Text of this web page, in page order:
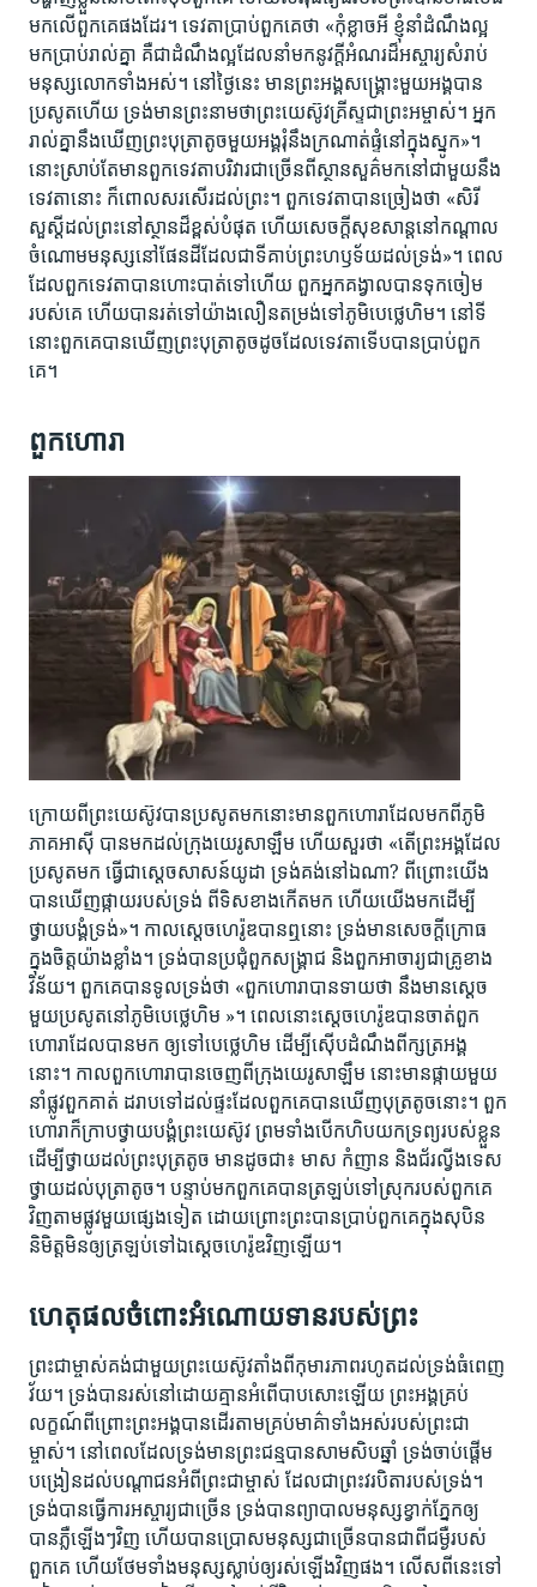
មក​លើ​ពួក​គេ​ផង​ដែរ។ ទេវតា​ប្រាប់​ពួក​គេ​ថា «កុំ​ខ្លាច​អី ខ្ញុំ​នាំ​ដំណឹង​ល្អ​
មក​ប្រាប់​រាល់​គ្នា ​គឺ​ជា​ដំណឹង​ល្អ​ដែល​នាំ​មក​នូវ​ក្ដី​អំណរ​ដ៏​អស្ចារ្យ​សំរាប់​
មនុស្ស​លោក​ទាំង​អស់។ នៅ​ថ្ងៃ​នេះ មាន​ព្រះ​អង្គ​សង្គ្រោះ​មួយ​អង្គ​បាន​
ប្រសូត​ហើយ ទ្រង់​មាន​ព្រះ​នាម​ថា​ព្រះ​យេស៊ូវ​គ្រីស្ទ​ជា​ព្រះ​អម្ចាស់។ អ្នក​
រាល់​គ្នា​នឹង​ឃើញ​ព្រះ​បុត្រា​តូច​មួយ​អង្គ​រុំ​នឹង​ក្រណាត់​ផ្ទំ​នៅ​ក្នុង​ស្នូក»។
នោះ​ស្រាប់​តែ​មាន​ពួក​ទេវតា​បរិវារ​ជាច្រើន​ពី​ស្ថានសួគ៌​មក​នៅ​ជាមួយ​នឹង​
ទេវតា​នោះ ក៏​ពោល​សរសើរ​ដល់​ព្រះ។ ពួក​ទេវតា​បាន​ច្រៀង​ថា «សិរី​
សួស្ដី​ដល់​ព្រះ​នៅ​ស្ថាន​ដ៏​ខ្ពស់​បំផុត ហើយ​សេចក្ដី​សុខសាន្ដ​​នៅ​កណ្ដាល​
ចំណោម​មនុស្ស​នៅ​ផែនដី​ដែល​ជា​ទី​គាប់​ព្រះ​ហឫទ័យ​ដល់​ទ្រង់»។ ពេល​
ដែល​ពួក​ទេវតា​បាន​ហោះ​បាត់​ទៅ​ហើយ​ ពួក​អ្នក​គង្វាល​បាន​ទុក​ចៀម​
របស់​គេ ហើយ​បាន​រត់​ទៅ​យ៉ាង​លឿន​តម្រង់​ទៅ​ភូមិ​បេថ្លេហិម។ នៅ​ទី​
នោះ​ពួក​គេ​បាន​ឃើញ​ព្រះ​បុត្រា​តូច​ដូច​ដែល​ទេវតា​ទើប​បាន​ប្រាប់​ពួក​
គេ។
ពួក​ហោរា
ក្រោយ​​​​ពី​ព្រះ​យេស៊ូវ​បាន​ប្រសូត​មក​នោះ​មាន​ពួក​ហោរា​ដែល​មក​ពី​ភូមិ​
ភាគ​អាស៊ី បាន​មក​ដល់​ក្រុង​យេរូសាឡឹម ហើយ​សួរ​ថា «តើ​ព្រះ​អង្គ​ដែល​
ប្រសូត​មក ធ្វើ​ជា​ស្ដេច​សាសន៍​យូដា ទ្រង់​គង់​នៅ​ឯណា? ពី​ព្រោះ​យើង​
បាន​ឃើញ​ផ្កាយ​របស់​ទ្រង់ ពី​ទិស​ខាង​កើត​មក ហើយ​យើង​មក​ដើម្បី​
ថ្វាយ​បង្គំ​ទ្រង់»។ កាល​ស្ដេច​ហេរ៉ូឌ​បាន​ឮនោះ​​ ទ្រង់​មាន​សេចក្ដី​ក្រោធ​
ក្នុង​ចិត្ត​យ៉ាង​ខ្លាំង។ ទ្រង់​បាន​ប្រជុំ​ពួក​សង្គ្រាជ និង​ពួក​អាចារ្យ​ជា​គ្រូ​ខាង​
វិន័យ។ ពួក​គេ​បាន​ទូល​ទ្រង់​ថា «ពួក​ហោរា​បាន​ទាយ​ថា នឹង​មាន​ស្ដេច​
មួយ​ប្រសូត​នៅ​ភូមិ​បេថ្លេហិម »។ ពេលនោះ​ស្ដេច​ហេរ៉ូឌ​បាន​ចាត់​ពួក​
ហោរា​ដែល​បាន​មក ឲ្យ​ទៅ​បេថ្លេហិម ដើម្បី​ស៊ើបដំណឹង​ពី​ក្សត្រ​អង្គ​
នោះ។ កាល​ពួក​ហោរា​បាន​ចេញ​ពី​ក្រុង​យេរូសាឡឹម នោះ​មាន​ផ្កាយ​មួយ​
នាំ​ផ្លូវ​ពួក​គាត់ ដរាប​ទៅ​ដល់​ផ្ទះ​ដែល​ពួក​គេ​បាន​ឃើញ​បុត្រ​តូច​នោះ។ ពួក​
ហោរា​ក៏​ក្រាប​ថ្វាយ​បង្គំ​ព្រះ​យេស៊ូវ ព្រម​ទាំង​បើក​ហិប​យក​ទ្រព្យ​របស់​ខ្លួន
ដើម្បី​ថ្វាយ​ដល់​ព្រះ​បុត្រ​តូច​ មាន​ដូច​ជា៖ មាស កំញាន និង​ជ័រល្វីង​ទេស
ថ្វាយ​ដល់​បុត្រា​តូច។ បន្ទាប់​មក​ពួក​គេ​បាន​ត្រឡប់​ទៅ​ស្រុក​របស់​ពួក​គេ​
វិញ​តាម​ផ្លូវ​មួយ​ផ្សេង​ទៀត ដោយ​ព្រោះ​ព្រះ​បាន​ប្រាប់​ពួក​គេ​ក្នុង​សុបិន​
និមិត្តមិន​ឲ្យ​ត្រឡប់​ទៅ​ឯ​ស្ដេច​ហេរ៉ូឌ​វិញ​ឡើយ។
ហេតុ​ផល​ចំពោះ​អំណោយ​ទាន​របស់​ព្រះ
ព្រះ​ជាម្ចាស់​គង់​ជាមួយ​ព្រះ​យេស៊ូវ​តាំង​ពី​កុមារ​ភាព​រហូត​ដល់​ទ្រង់​ធំ​ពេញ​
វ័យ។ ទ្រង់​បាន​រស់​នៅ​ដោយ​គ្មាន​អំពើ​បាប​សោះ​ឡើយ ព្រះ​អង្គ​គ្រប់​
លក្ខណ៍​ពីព្រោះ​ព្រះ​អង្គ​បាន​ដើរ​តាម​គ្រប់​មាគ៌ា​ទាំង​អស់​របស់​ព្រះ​ជា
ម្ចាស់។ នៅ​ពេល​ដែល​ទ្រង់​មាន​ព្រះ​ជន្ម​បាន​សាមសិប​ឆ្នាំ ទ្រង់​ចាប់​ផ្ដើម​
បង្រៀន​ដល់​បណ្ដា​ជន​អំពី​ព្រះ​ជាម្ចាស់ ដែល​ជា​ព្រះ​វរបិតា​របស់​ទ្រង់។
ទ្រង់​បាន​ធ្វើការ​អស្ចារ្យ​ជា​ច្រើន ទ្រង់​បាន​ព្យាបាល​មនុស្ស​ខ្វាក់​ភ្នែក​ឲ្យ​
បាន​ភ្លឺ​ឡើងៗវិញ ហើយ​បាន​ប្រោស​មនុស្ស​ជា​ច្រើន​បាន​ជា​ពី​ជម្ងឺ​របស់​
ពួក​គេ ហើយ​ថែម​ទាំង​មនុស្ស​ស្លាប់​ឲ្យ​រស់​ឡើង​វិញ​ផង។ លើស​ពី​​នេះ​ទៅ​